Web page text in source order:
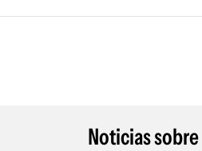
ARGENTINA
Noticias sobre